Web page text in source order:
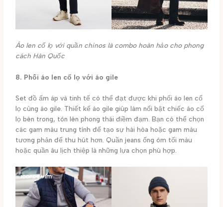
Áo len cổ lọ với quần chinos là combo hoàn hảo cho phong
cách Hàn Quốc
8. Phối áo len cổ lọ với áo gile
Set đồ ấm áp và tinh tế có thể đạt được khi phối áo len cổ
lọ cùng áo gile. Thiết kế áo gile giúp làm nổi bật chiếc áo cổ
lọ bên trong, tôn lên phong thái điềm đạm. Bạn có thể chọn
các gam màu trung tính để tạo sự hài hòa hoặc gam màu
tương phản để thu hút hơn. Quần jeans ống ôm tối màu
hoặc quần âu lịch thiệp là những lựa chọn phù hợp.